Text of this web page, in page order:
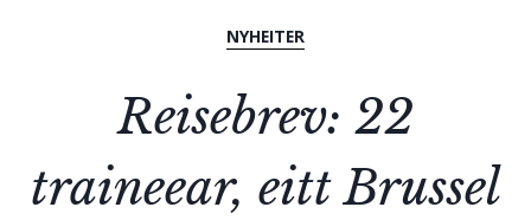
NYHEITER
Reisebrev: 22
traineear, eitt Brussel